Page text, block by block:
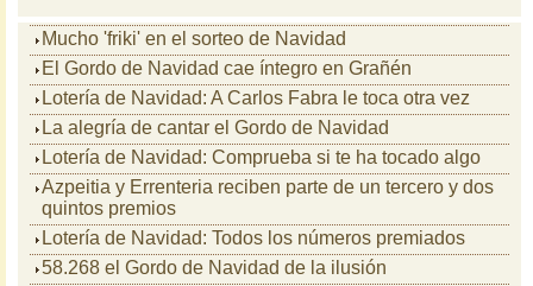
Mucho 'friki' en el sorteo de Navidad
El Gordo de Navidad cae íntegro en Grañén
Lotería de Navidad: A Carlos Fabra le toca otra vez
La alegría de cantar el Gordo de Navidad
Lotería de Navidad: Comprueba si te ha tocado algo
Azpeitia y Errenteria reciben parte de un tercero y dos
quintos premios
Lotería de Navidad: Todos los números premiados
58.268 el Gordo de Navidad de la ilusión